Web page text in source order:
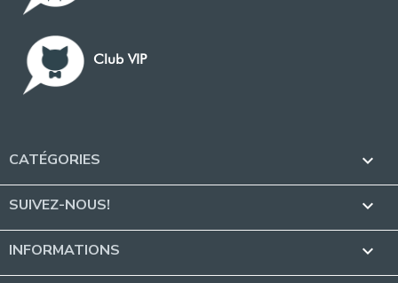
Club VIP
CATÉGORIES 
SUIVEZ-NOUS! 
INFORMATIONS 